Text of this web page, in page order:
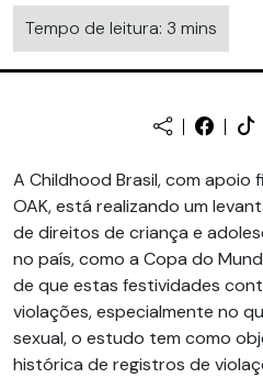
Tempo de leitura: 3 mins
A Childhood Brasil, com apoio
OAK, está realizando um
de direitos de criança e
no país, como a Copa do
de que estas festividades
violações, especialmente no
sexual, o estudo tem como
histórica de registros de